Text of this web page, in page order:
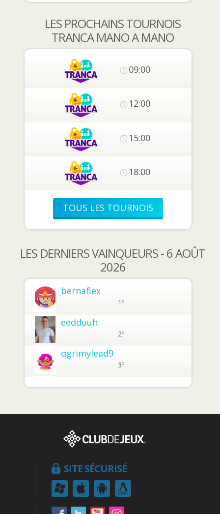
LES PROCHAINS TOURNOIS
TRANCA MANO A MANO
09:00
12:00
15:00
18:00
TOUS LES TOURNOIS
LES DERNIERS VAINQUEURS - 6 AOÛT
2026
bernaflex
1º
eedduuh
2º
qgrimylead9
3º
SITE SÉCURISÉ